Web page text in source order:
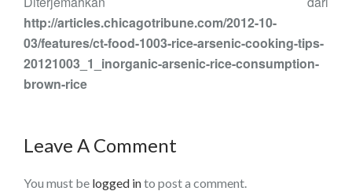
http://articles.chicagotribune.com/2012-10-
03/features/ct-food-1003-rice-arsenic-cooking-tips-
20121003_1_inorganic-arsenic-rice-consumption-
brown-rice
Leave A Comment
You must be logged into post a comment.